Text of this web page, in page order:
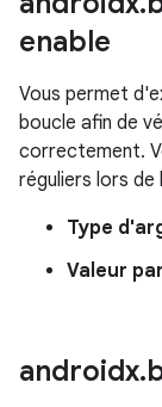
enable
Vous permet
boucle afin de
correctement.
réguliers lors
Type
Valeur
androidx.